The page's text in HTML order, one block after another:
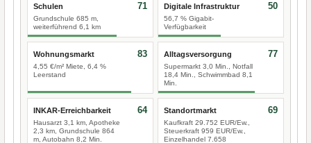
Schulen
Grundschule 685 m,
weiterführend 6,1 km
71 Digitale Infrastruktur
56,7 % Gigabit-
Verfügbarkeit
50
Wohnungsmarkt
4,55 €/m² Miete, 6,4 %
Leerstand
83 Alltagsversorgung
Supermarkt 3,0 Min., Notfall
18,4 Min., Schwimmbad 8,1
Min.
77
INKAR-Erreichbarkeit
Hausarzt 3,1 km, Apotheke
2,3 km, Grundschule 864
m, Autobahn 8,2 Min.
64 Standortmarkt
Kaufkraft 29.752 EUR/Ew.,
Steuerkraft 959 EUR/Ew.,
Einzelhandel 7.658
69